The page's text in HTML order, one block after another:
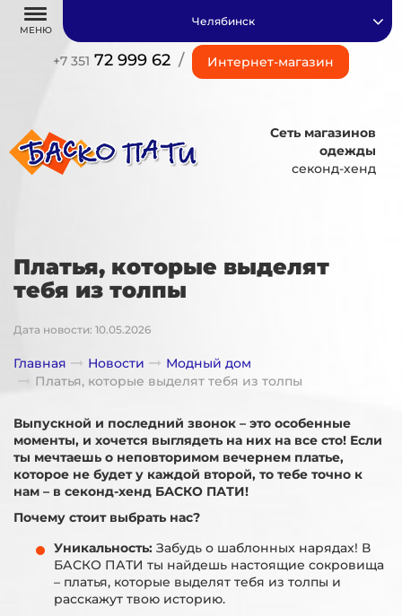
МЕНЮ
+7 351 72 999 62 / Интернет-магазин
Челябинск
Сеть магазинов
одежды
секонд-хенд
Платья, которые выделят
тебя из толпы
Дата новости: 10.05.2026
Главная Новости
Модный дом
Платья, которые выделят тебя из толпы
Выпускной и последний звонок – это особенные
моменты, и хочется выглядеть на них на все сто! Если
ты мечтаешь о неповторимом вечернем платье,
которое не будет у каждой второй, то тебе точно к
нам – в секонд-хенд БАСКО ПАТИ!
Почему стоит выбрать нас?
Уникальность: Забудь о шаблонных нарядах! В
БАСКО ПАТИ ты найдешь настоящие сокровища
– платья, которые выделят тебя из толпы и
расскажут твою историю.